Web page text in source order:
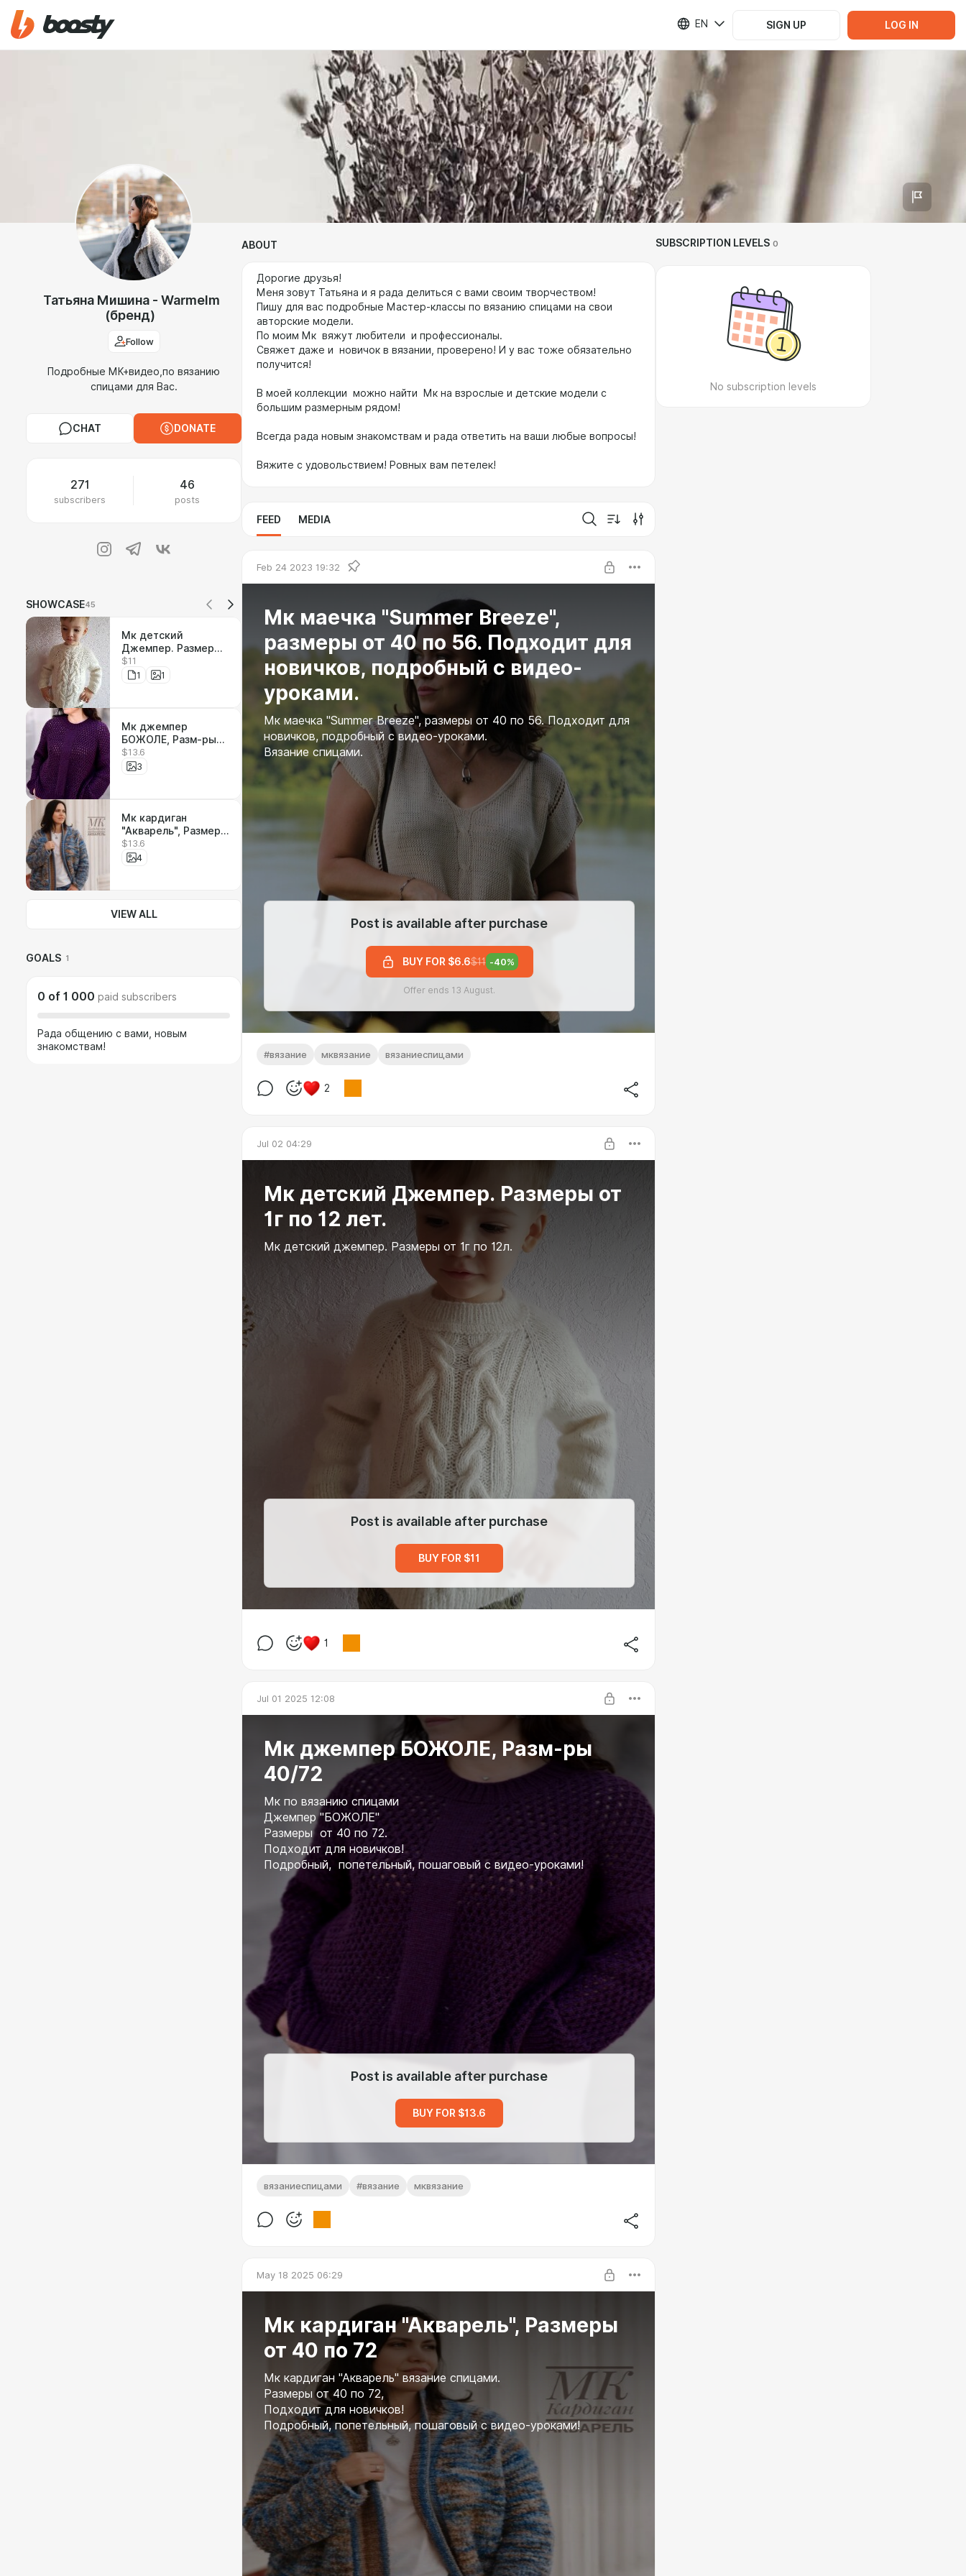
EN SIGN UP LOG IN
Татьяна Мишина - Warmelm
(бренд)
Follow
Подробные МК+видео,по вязанию
спицами для Вас.
CHAT DONATE
271
subscribers
46
posts
SHOWCASE45
Мк детский
Джемпер. Размеры
от 1г по 12 лет.
$11
1
1
Мк джемпер
БОЖОЛЕ, Разм-ры
40/72
$13.6
3
Мк кардиган
"Акварель", Размеры
от 40 по 72
$13.6
4
VIEW ALL
GOALS 1
0 of 1 000 paid subscribers
Рада общению с вами, новым
знакомствам!
ABOUT
Дорогие друзья!
Меня зовут Татьяна и я рада делиться с вами своим творчеством!
Пишу для вас подробные Мастер-классы по вязанию спицами на свои
авторские модели.
По моим Мк вяжут любители и профессионалы.
Свяжет даже и новичок в вязании, проверено! И у вас тоже обязательно
получится!
В моей коллекции можно найти Мк на взрослые и детские модели с
большим размерным рядом!
Всегда рада новым знакомствам и рада ответить на ваши любые вопросы!
Вяжите с удовольствием! Ровных вам петелек!
FEED MEDIA
Feb 24 2023 19:32
Мк маечка "Summer Breeze",
размеры от 40 по 56. Подходит для
новичков, подробный с видео-
уроками.
Мк маечка "Summer Breeze", размеры от 40 по 56. Подходит для
новичков, подробный с видео-уроками.
Вязание спицами.
Post is available after purchase
BUY FOR $6.6$11 -40%
Offer ends 13 August.
#вязание мквязание вязаниеспицами
2
Jul 02 04:29
Мк детский Джемпер. Размеры от
1г по 12 лет.
Мк детский джемпер. Размеры от 1г по 12л.
Post is available after purchase
BUY FOR $11
1
Jul 01 2025 12:08
Мк джемпер БОЖОЛЕ, Разм-ры
40/72
Мк по вязанию спицами
Джемпер "БОЖОЛЕ"
Размеры от 40 по 72.
Подходит для новичков!
Подробный, попетельный, пошаговый с видео-уроками!
Post is available after purchase
BUY FOR $13.6
вязаниеспицами #вязание мквязание
May 18 2025 06:29
Мк кардиган "Акварель", Размеры
от 40 по 72
Мк кардиган "Акварель" вязание спицами.
Размеры от 40 по 72,
Подходит для новичков!
Подробный, попетельный, пошаговый с видео-уроками!
SUBSCRIPTION LEVELS 0
No subscription levels